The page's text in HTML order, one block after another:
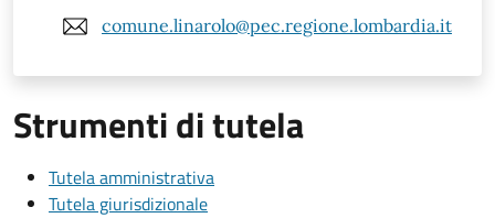
comune.linarolo@pec.regione.lombardia.it
Strumenti di tutela
Tutela amministrativa
Tutela giurisdizionale